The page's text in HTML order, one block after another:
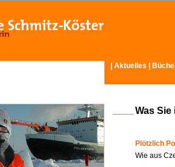
Aktuelles
Was
Plötzlich
Wie aus